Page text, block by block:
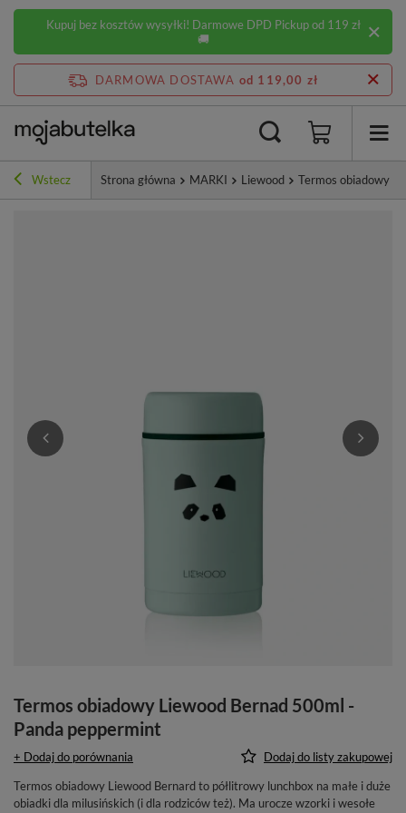
Kupuj bez kosztów wysyłki! Darmowe DPD Pickup od 119 zł
🚚
DARMOWA DOSTAWA od 119,00 zł
Wstecz Strona główna MARKI Liewood Termos obiadowy
Termos obiadowy Liewood Bernad 500ml -
Panda peppermint
+ Dodaj do porównania
Dodaj do listy zakupowej
Termos obiadowy Liewood Bernard to półlitrowy lunchbox na małe i duże
obiadki dla milusińskich (i dla rodziców też). Ma urocze wzorki i wesołe